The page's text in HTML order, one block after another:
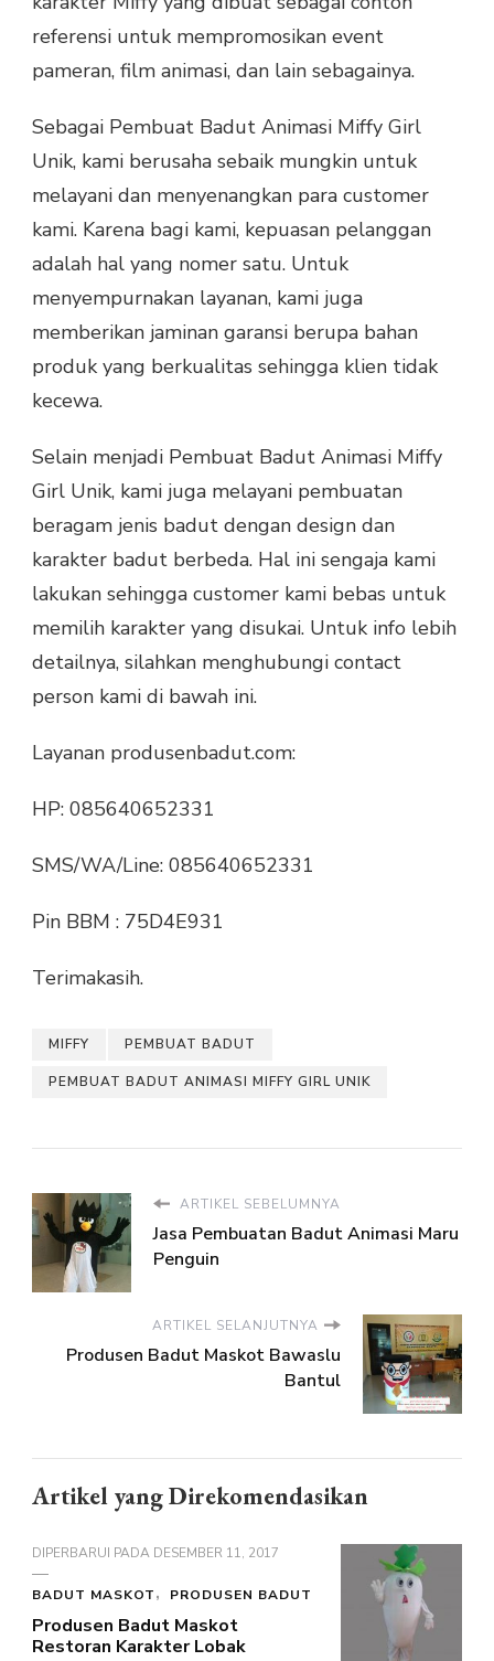
referensi untuk mempromosikan event
pameran, film animasi, dan lain sebagainya.
Sebagai Pembuat Badut Animasi Miffy Girl
Unik, kami berusaha sebaik mungkin untuk
melayani dan menyenangkan para customer
kami. Karena bagi kami, kepuasan pelanggan
adalah hal yang nomer satu. Untuk
menyempurnakan layanan, kami juga
memberikan jaminan garansi berupa bahan
produk yang berkualitas sehingga klien tidak
kecewa.
Selain menjadi Pembuat Badut Animasi Miffy
Girl Unik, kami juga melayani pembuatan
beragam jenis badut dengan design dan
karakter badut berbeda. Hal ini sengaja kami
lakukan sehingga customer kami bebas untuk
memilih karakter yang disukai. Untuk info lebih
detailnya, silahkan menghubungi contact
person kami di bawah ini.
Layanan produsenbadut.com:
HP: 085640652331
SMS/WA/Line: 085640652331
Pin BBM : 75D4E931
Terimakasih.
MIFFY PEMBUAT BADUT
PEMBUAT BADUT ANIMASI MIFFY GIRL UNIK
ARTIKEL SEBELUMNYA
Jasa Pembuatan Badut Animasi Maru
Penguin
ARTIKEL SELANJUTNYA
Produsen Badut Maskot Bawaslu
Bantul
Artikel yang Direkomendasikan
DIPERBARUI PADA DESEMBER 11, 2017
BADUT MASKOT PRODUSEN BADUT
Produsen Badut Maskot
Restoran Karakter Lobak